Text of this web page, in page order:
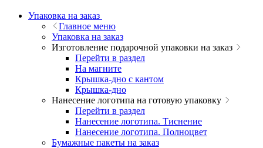
Упаковка на заказ
Главное меню
Упаковка на заказ
Изготовление подарочной упаковки на заказ
Перейти в раздел
На магните
Крышка-дно с кантом
Крышка-дно
Нанесение логотипа на готовую упаковку
Перейти в раздел
Нанесение логотипа. Тиснение
Нанесение логотипа. Полноцвет
Бумажные пакеты на заказ